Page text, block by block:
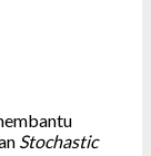
Stochastic